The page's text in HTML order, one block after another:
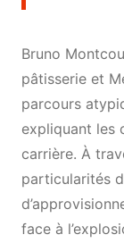
Bruno
pâtisserie et
parcours
expliquant les
carrière. À
particularités
face à